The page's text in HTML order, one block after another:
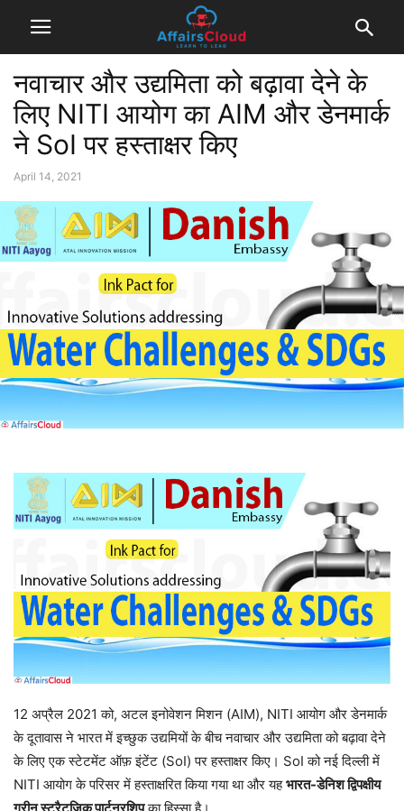
नवाचार और उद्यमिता को बढ़ावा देने के
लिए NITI आयोग का AIM और डेनमार्क
ने SoI पर हस्ताक्षर किए
April 14, 2021
12 अप्रैल 2021 को, अटल इनोवेशन मिशन (AIM), NITI आयोग और डेनमार्क
के दूतावास ने भारत में इच्छुक उद्यमियों के बीच नवाचार और उद्यमिता को बढ़ावा देने
के लिए एक स्टेटमेंट ऑफ़ इंटेंट (SoI) पर हस्ताक्षर किए। SoI को नई दिल्ली में
NITI आयोग के परिसर में हस्ताक्षरित किया गया था और यहभारत-डेनिश द्विपक्षीय